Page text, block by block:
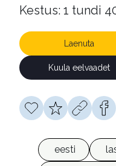
Kestus: 1 tundi
Laenuta
Kuula eelvaadet
eesti